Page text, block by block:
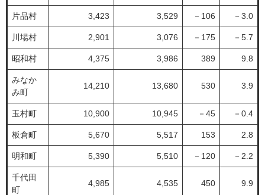
片品村 3,423 3,529 －106 －3.0
川場村 2,901 3,076 －175 －5.7
昭和村 4,375 3,986 389 9.8
みなか
み町
14,210 13,680 530 3.9
玉村町 10,900 10,945 －45 －0.4
板倉町 5,670 5,517 153 2.8
明和町 5,390 5,510 －120 －2.2
千代田
町
4,985 4,535 450 9.9